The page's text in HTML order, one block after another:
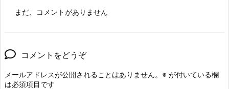
まだ、コメントがありません
コメントをどうぞ
メールアドレスが公開されることはありません。 ※ が付いている欄
は必須項目です